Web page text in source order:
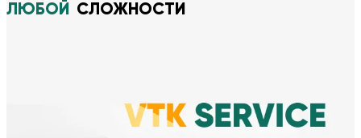
ЛЮБОЙ СЛОЖНОСТИ